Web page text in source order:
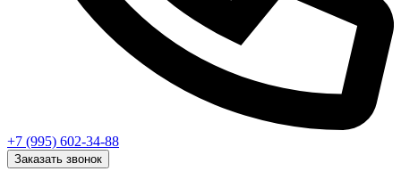
+7 (995) 602-34-88
Заказать звонок